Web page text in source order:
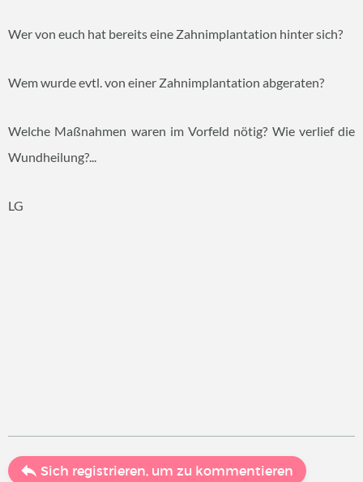
Wer von euch hat bereits eine Zahnimplantation hinter sich?
Wem wurde evtl. von einer Zahnimplantation abgeraten?
Welche Maßnahmen waren im Vorfeld nötig? Wie verlief die
Wundheilung?...
LG
Sich registrieren, um zu kommentieren